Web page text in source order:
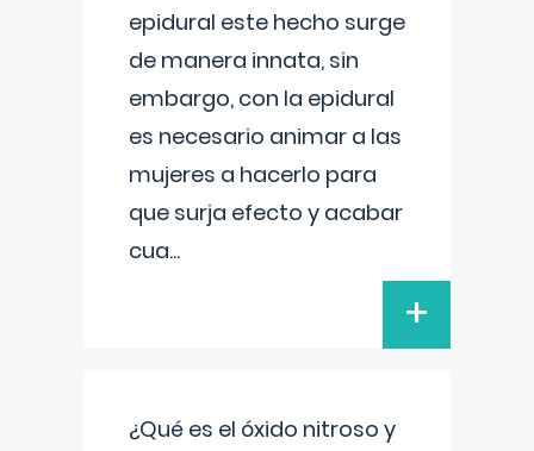
epidural este hecho surge
de manera innata, sin
embargo, con la epidural
es necesario animar a las
mujeres a hacerlo para
que surja efecto y acabar
cua...
+
¿Qué es el óxido nitroso y